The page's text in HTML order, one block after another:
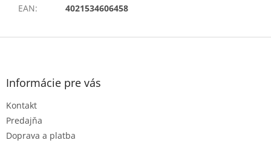
EAN: 4021534606458
Z
Informácie pre vás
Kontakt
Predajňa
Doprava a platba